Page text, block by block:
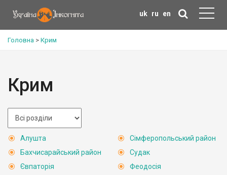
uk ru en
Головна > Крим
Крим
Алушта
Бахчисарайський район
Євпаторія
Сімферопольський район
Судак
Феодосія